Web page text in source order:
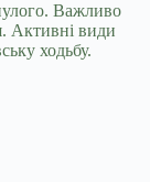
Важливо
Активні види
ходьбу.